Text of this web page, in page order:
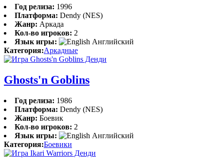
Год релиза: 1996
Платформа: Dendy (NES)
Жанр: Аркада
Кол-во игроков: 2
Язык игры:
Английский
Категория:Аркадные
Ghosts'n Goblins
Год релиза: 1986
Платформа: Dendy (NES)
Жанр: Боевик
Кол-во игроков: 2
Язык игры:
Английский
Категория:Боевики